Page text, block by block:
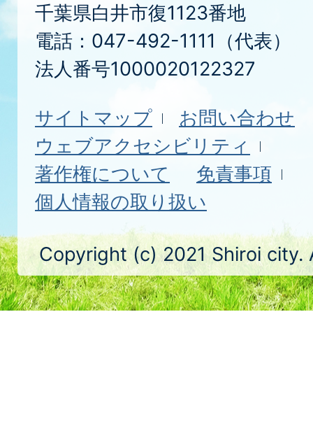
千葉県白井市復1123番地
電話：047-492-1111（代表）
法人番号1000020122327
サイトマップ
お問い合わせ
ウェブアクセシビリティ
著作権について
免責事項
個人情報の取り扱い
Copyright (c) 2021 Shiroi city.